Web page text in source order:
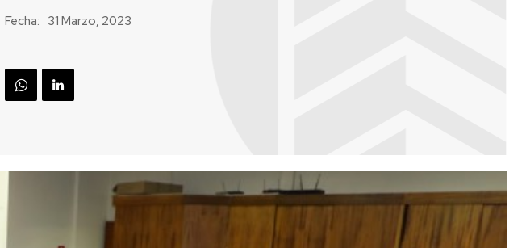
Fecha: 31 Marzo, 2023